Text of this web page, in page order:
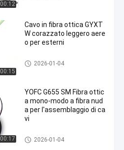
00:12
00:15
Cavo in fibra ottica GYXT
W corazzato leggero aere
o per esterni
Cavo di fibra ottica
2026-01-04
00:17
YOFC G655 SM Fibra ottic
a mono-modo a fibra nud
a per l'assemblaggio di ca
vi
Cavo di fibra ottica
2026-01-04